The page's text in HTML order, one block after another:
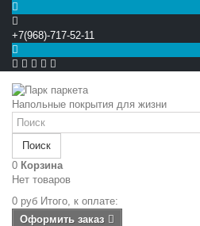
+7(968)-717-52-11
 
Напольные покрытия для жизни
Поиск
0 Корзина
Нет товаров
0 руб Итого, к оплате:
Оформить заказ